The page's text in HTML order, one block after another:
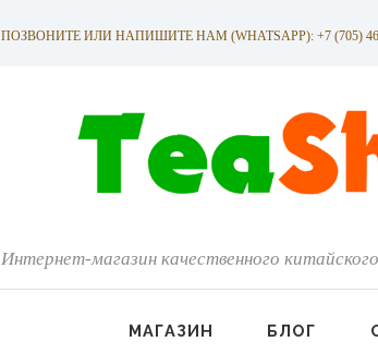
ПОЗВОНИТЕ ИЛИ НАПИШИТЕ НАМ (WHATSAPP): +7 (705)
Интернет-магазин качественного
МАГАЗИН БЛОГ